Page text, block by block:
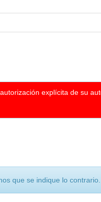
explícita de su
que se indique lo contrario.